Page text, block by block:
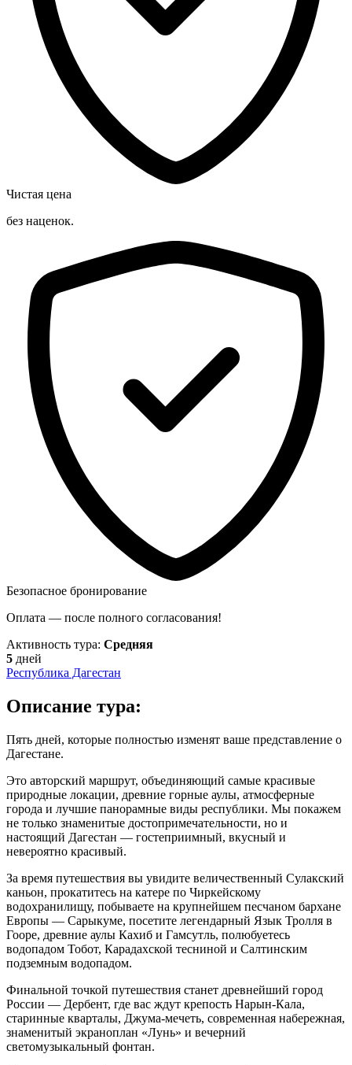
Чистая цена
без наценок.
Безопасное бронирование
Оплата — после полного согласования!
Активность тура: Средняя
5 дней
Республика Дагестан
Описание тура:
Пять дней, которые полностью изменят ваше представление о
Дагестане.
Это авторский маршрут, объединяющий самые красивые
природные локации, древние горные аулы, атмосферные
города и лучшие панорамные виды республики. Мы покажем
не только знаменитые достопримечательности, но и
настоящий Дагестан — гостеприимный, вкусный и
невероятно красивый.
За время путешествия вы увидите величественный Сулакский
каньон, прокатитесь на катере по Чиркейскому
водохранилищу, побываете на крупнейшем песчаном бархане
Европы — Сарыкуме, посетите легендарный Язык Тролля в
Гооре, древние аулы Кахиб и Гамсутль, полюбуетесь
водопадом Тобот, Карадахской тесниной и Салтинским
подземным водопадом.
Финальной точкой путешествия станет древнейший город
России — Дербент, где вас ждут крепость Нарын-Кала,
старинные кварталы, Джума-мечеть, современная набережная,
знаменитый экраноплан «Лунь» и вечерний
светомузыкальный фонтан.